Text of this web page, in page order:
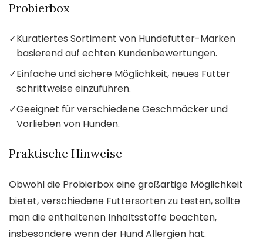
Probierbox
✓Kuratiertes Sortiment von Hundefutter-Marken
basierend auf echten Kundenbewertungen.
✓Einfache und sichere Möglichkeit, neues Futter
schrittweise einzuführen.
✓Geeignet für verschiedene Geschmäcker und
Vorlieben von Hunden.
Praktische Hinweise
Obwohl die Probierbox eine großartige Möglichkeit
bietet, verschiedene Futtersorten zu testen, sollte
man die enthaltenen Inhaltsstoffe beachten,
insbesondere wenn der Hund Allergien hat.